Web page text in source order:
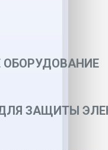
ОБОРУДОВАНИЕ
ЗАЩИТЫ